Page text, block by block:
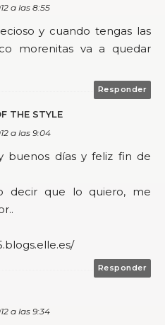
a las 8:55
y cuando tengas las
morenitas va a quedar
Responder
THE STYLE
a las 9:04
buenos días y feliz fin de
decir que lo quiero, me
Responder
a las 9:34